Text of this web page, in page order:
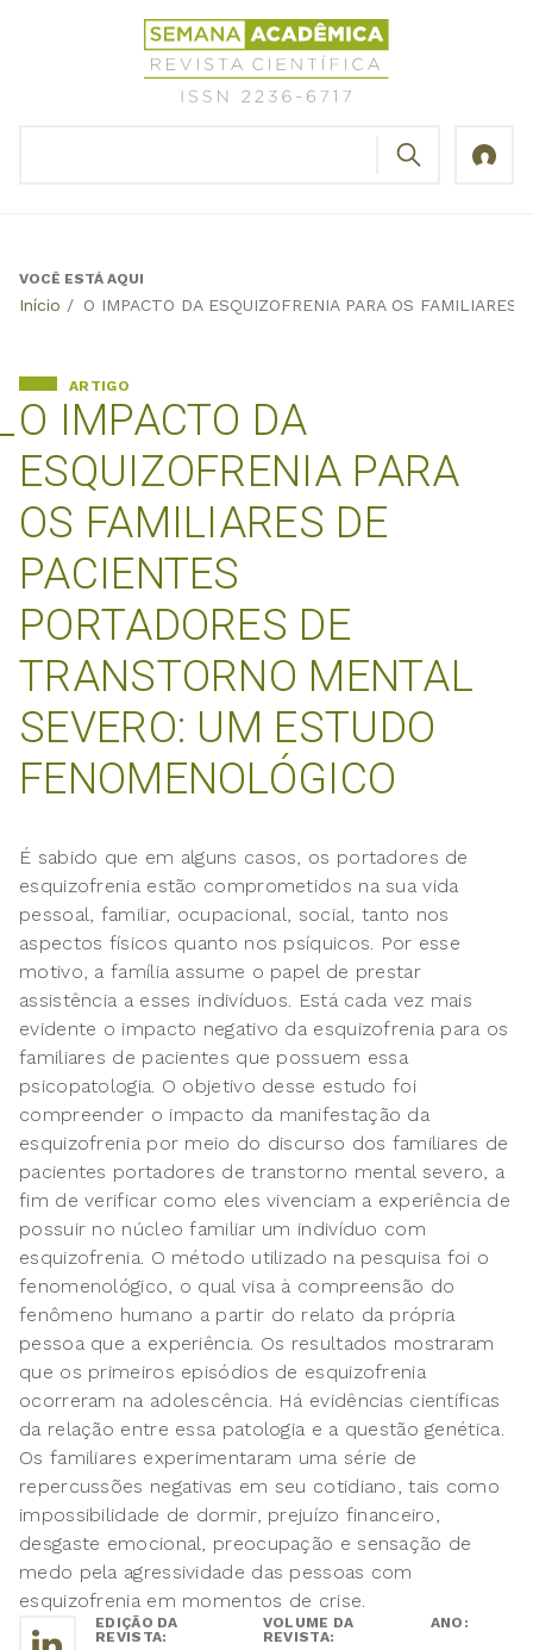
Revista
Científica
Semana
Back
VOCÊ ESTÁ AQUI
Início / O IMPACTO DA ESQUIZOFRENIA PARA OS
O IMPACTO DA
ESQUIZOFRENIA PARA
OS FAMILIARES DE
PACIENTES
PORTADORES DE
TRANSTORNO MENTAL
SEVERO: UM ESTUDO
FENOMENOLÓGICO
ARTIGO
É sabido que em alguns casos, os portadores de
esquizofrenia estão comprometidos na sua vida
pessoal, familiar, ocupacional, social, tanto nos
aspectos físicos quanto nos psíquicos. Por esse
motivo, a família assume o papel de prestar
assistência a esses indivíduos. Está cada vez mais
evidente o impacto negativo da esquizofrenia para os
familiares de pacientes que possuem essa
psicopatologia. O objetivo desse estudo foi
compreender o impacto da manifestação da
esquizofrenia por meio do discurso dos familiares de
pacientes portadores de transtorno mental severo, a
fim de verificar como eles vivenciam a experiência de
possuir no núcleo familiar um indivíduo com
esquizofrenia. O método utilizado na pesquisa foi o
fenomenológico, o qual visa à compreensão do
fenômeno humano a partir do relato da própria
pessoa que a experiência. Os resultados mostraram
que os primeiros episódios de esquizofrenia
ocorreram na adolescência. Há evidências científicas
da relação entre essa patologia e a questão genética.
Os familiares experimentaram uma série de
repercussões negativas em seu cotidiano, tais como
impossibilidade de dormir, prejuízo financeiro,
desgaste emocional, preocupação e sensação de
medo pela agressividade das pessoas com
esquizofrenia em momentos de crise.
EDIÇÃO DA
REVISTA:
VOLUME DA
REVISTA:
ANO: